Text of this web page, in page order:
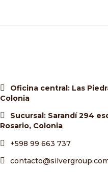
Oficina central: Las
Colonia
Sucursal: Sarandí 294
Rosario, Colonia
+598 99 663 737